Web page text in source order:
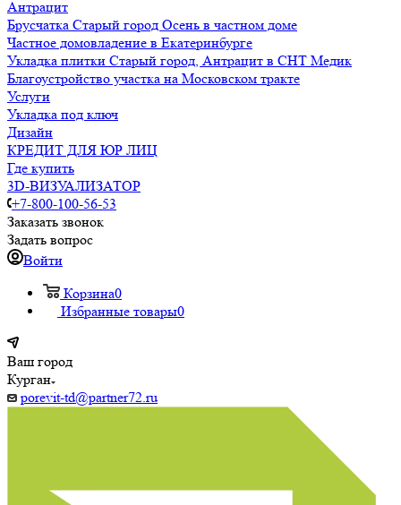
Антрацит
Брусчатка Старый город Осень в частном доме
Частное домовладение в Екатеринбурге
Укладка плитки Старый город, Антрацит в СНТ Медик
Благоустройство участка на Московском тракте
Услуги
Укладка под ключ
Дизайн
КРЕДИТ ДЛЯ ЮР ЛИЦ
Где купить
3D-ВИЗУАЛИЗАТОР
+7-800-100-56-53
Заказать звонок
Задать вопрос
Войти
Корзина0
Избранные товары0
Ваш город
Курган
porevit-td@partner72.ru